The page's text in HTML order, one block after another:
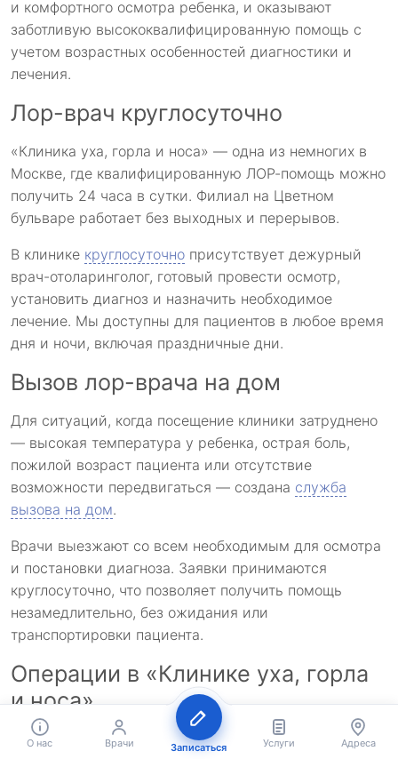
и комфортного осмотра ребенка, и оказывают
заботливую высококвалифицированную помощь с
учетом возрастных особенностей диагностики и
лечения.
Лор-врач круглосуточно
«Клиника уха, горла и носа» — одна из немногих в
Москве, где квалифицированную ЛОР-помощь можно
получить 24 часа в сутки. Филиал на Цветном
бульваре работает без выходных и перерывов.
В клинике круглосуточно присутствует дежурный
врач-отоларинголог, готовый провести осмотр,
установить диагноз и назначить необходимое
лечение. Мы доступны для пациентов в любое время
дня и ночи, включая праздничные дни.
Вызов лор-врача на дом
Для ситуаций, когда посещение клиники затруднено
— высокая температура у ребенка, острая боль,
пожилой возраст пациента или отсутствие
возможности передвигаться — создана служба
вызова на дом.
Врачи выезжают со всем необходимым для осмотра
и постановки диагноза. Заявки принимаются
круглосуточно, что позволяет получить помощь
незамедлительно, без ожидания или
транспортировки пациента.
Операции в «Клинике уха, горла
и носа»
Хирургическое направлениеохватывает все
О нас Врачи Записаться Услуги Адреса